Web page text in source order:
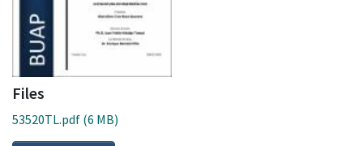
Files
53520TL.pdf (6 MB)